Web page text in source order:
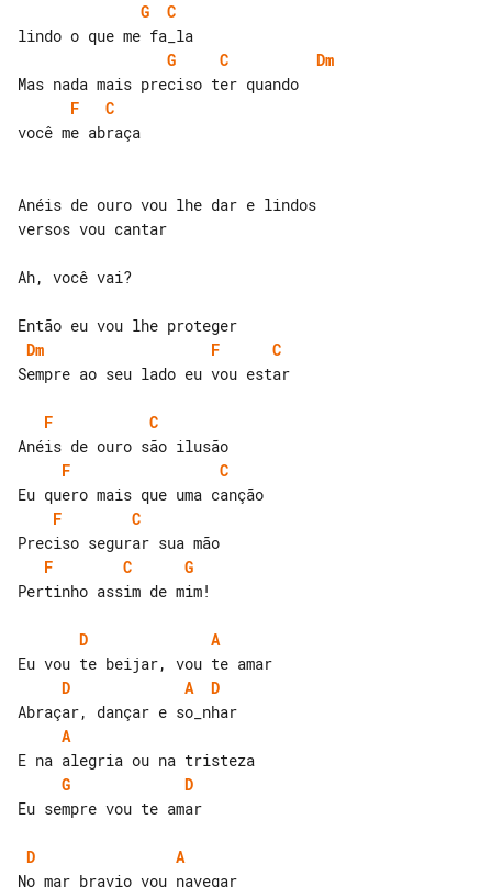
G
C
G
C
Dm
F
C
você me abraça
Anéis de ouro vou lhe dar e lindos
versos vou cantar
Ah, você vai?
Dm
F
C
Sempre ao seu lado eu vou estar
F
C
F
C
F
C
F
C
G
Pertinho assim de mim!
D
A
D
A
D
A
G
D
Eu sempre vou te amar
D
A